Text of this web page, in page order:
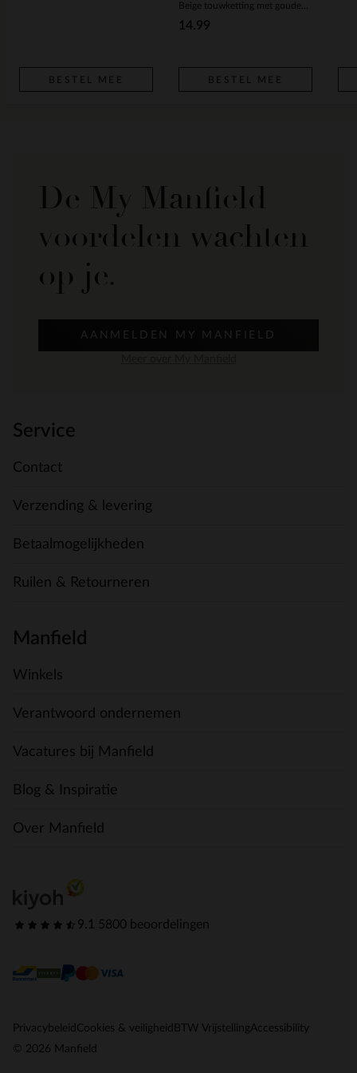
BESTEL MEE
14.99
BESTEL MEE
De My Manfield
voordelen wachten
op je.
AANMELDEN MY MANFIELD
Service
Contact
Verzending & levering
Betaalmogelijkheden
Ruilen & Retourneren
Manfield
Winkels
Verantwoord ondernemen
Vacatures bij Manfield
Blog & Inspiratie
Over Manfield
9.1 5800 beoordelingen
Privacybeleid Cookies & veiligheid BTW VrijstellingAccessibility
© 2026 Manfield